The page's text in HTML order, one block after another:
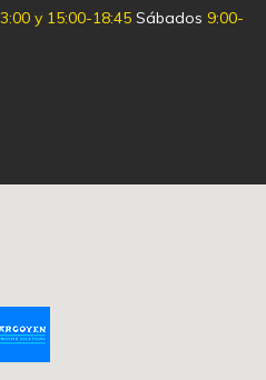
y 15:00-18:45 Sábados 9:00-